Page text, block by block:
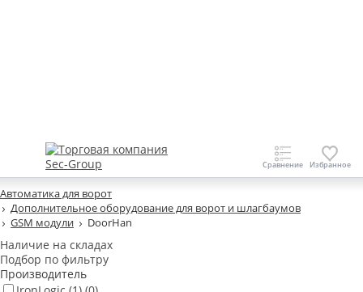
Автоматика для ворот
Дополнительное оборудование для ворот и шлагбаумов
GSM модули
DoorHan
Наличие на складах
Подбор по фильтру
Производитель